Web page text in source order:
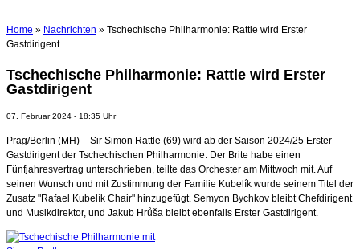
Home » Nachrichten » Tschechische Philharmonie: Rattle wird Erster
Gastdirigent
Tschechische Philharmonie: Rattle wird Erster
Gastdirigent
07. Februar 2024 - 18:35 Uhr
Prag/Berlin (MH) – Sir Simon Rattle (69) wird ab der Saison 2024/25 Erster
Gastdirigent der Tschechischen Philharmonie. Der Brite habe einen
Fünfjahresvertrag unterschrieben, teilte das Orchester am Mittwoch mit. Auf
seinen Wunsch und mit Zustimmung der Familie Kubelík wurde seinem Titel der
Zusatz "Rafael Kubelík Chair" hinzugefügt. Semyon Bychkov bleibt Chefdirigent
und Musikdirektor, und Jakub Hrůša bleibt ebenfalls Erster Gastdirigent.